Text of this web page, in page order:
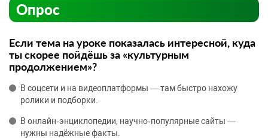
Опрос
Если тема на уроке показалась интересной, куда
ты скорее пойдёшь за «культурным
продолжением»?
В соцсети и на видеоплатформы — там быстро нахожу
ролики и подборки.
В онлайн‑энциклопедии, научно‑популярные сайты —
нужны надёжные факты.